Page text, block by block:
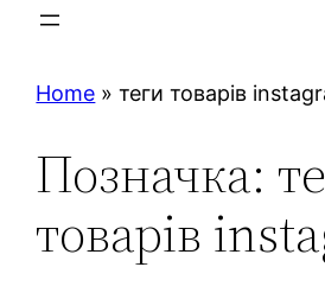
Home »теги товарів
Позначка:
товарів